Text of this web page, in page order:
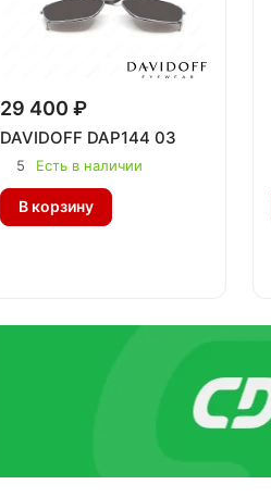
29 400 ₽
DAVIDOFF DAP144 03
5 Есть в наличии
В корзину